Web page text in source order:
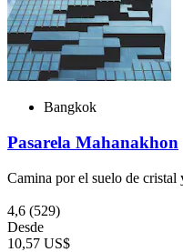
Bangkok
Pasarela Mahanakhon
Camina por el suelo de cristal
4,6 (529)
Desde
10,57 US$